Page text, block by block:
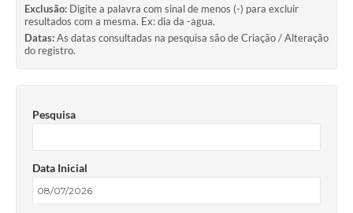
Exclusão: Digite a palavra com sinal de menos (-) para excluir
resultados com a mesma. Ex: dia da -agua.
Datas:As datas consultadas na pesquisa são de Criação / Alteração
do registro.
Pesquisa
Data Inicial